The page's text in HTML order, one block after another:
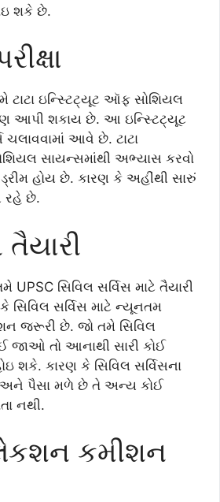
શકે છે.
ટાટા ઇન્સ્ટિટ્યૂટ ઑફ સોશિયલ
પણ આપી શકાય છે. આ ઇન્સ્ટિટ્યૂટ
ચલાવવામાં આવે છે. ટાટા
સાયન્સમાંથી અભ્યાસ કરવો
હોય છે. કારણ કે અહીંથી સારું
રહે છે.
તૈયારી
UPSC સિવિલ સર્વિસ માટે તૈયારી
સિવિલ સર્વિસ માટે ન્યૂનતમ
જરૂરી છે. જો તમે સિવિલ
જાઓ તો આનાથી સારી કોઈ
શકે. કારણ કે સિવિલ સર્વિસના
અને પૈસા મળે છે તે અન્ય કોઈ
નથી.
કમીશન